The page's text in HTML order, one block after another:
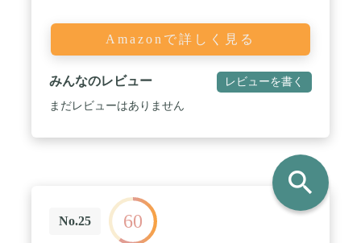
Amazonで詳しく見る
みんなのレビュー レビューを書く
まだレビューはありません
No.25 60
search